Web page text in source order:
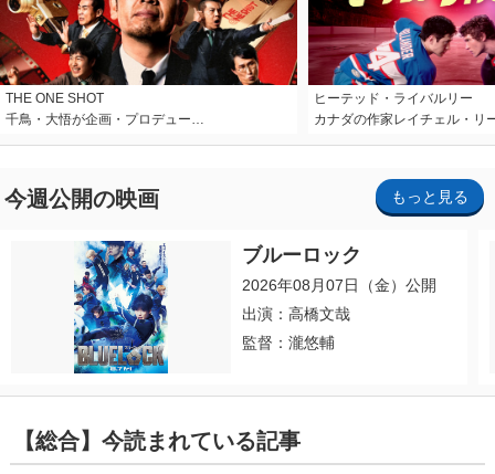
THE ONE SHOT
千鳥・大悟が企画・プロデュー…
ヒーテッド・ライバルリー
カナダの作家レイチェル・リ
今週公開の映画 もっと見る
ブルーロック
2026年08月07日（金）公開
出演：高橋文哉
監督：瀧悠輔
【総合】今読まれている記事